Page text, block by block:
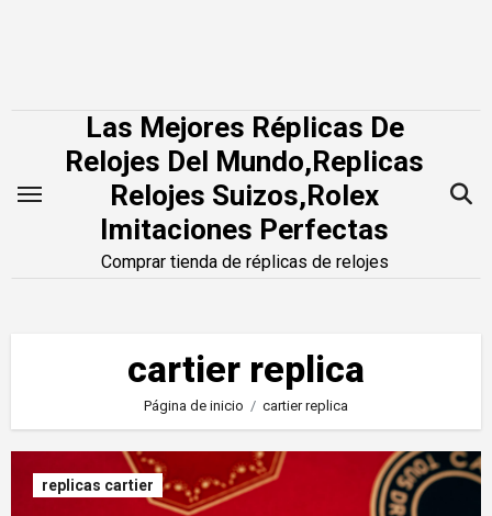
Las Mejores Réplicas De
Relojes Del Mundo,Replicas
Relojes Suizos,Rolex
Imitaciones Perfectas
Comprar tienda de réplicas de relojes
cartier replica
Página de inicio cartier replica
replicas cartier